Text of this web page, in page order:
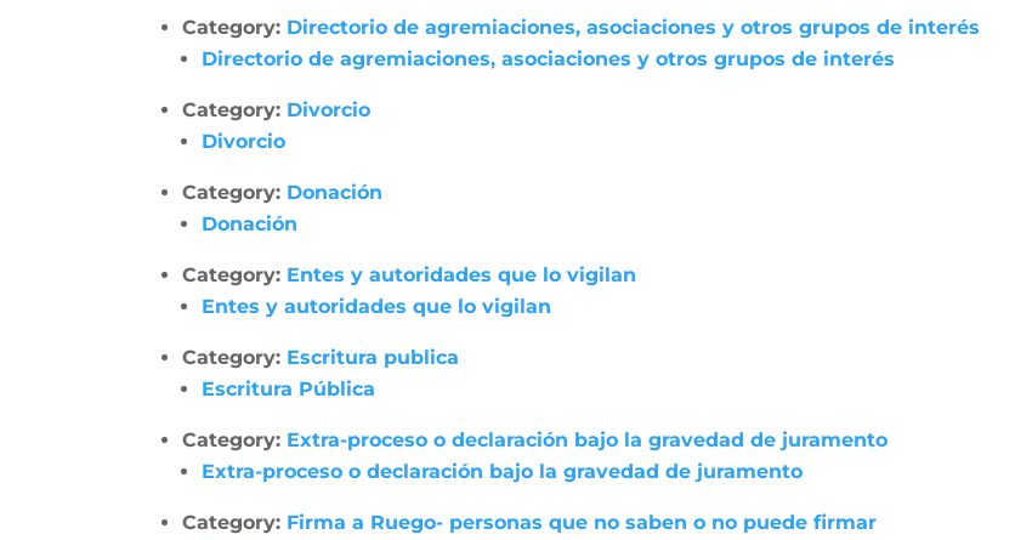
Category: Directorio de agremiaciones, asociaciones y otros grupos de interés
Directorio de agremiaciones, asociaciones y otros grupos de interés
Category: Divorcio
Divorcio
Category: Donación
Donación
Category: Entes y autoridades que lo vigilan
Entes y autoridades que lo vigilan
Category: Escritura publica
Escritura Pública
Category: Extra-proceso o declaración bajo la gravedad de juramento
Extra-proceso o declaración bajo la gravedad de juramento
Category: Firma a Ruego- personas que no saben o no puede firmar